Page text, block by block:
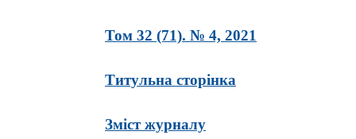
Том 32 (71). № 4, 2021
Титульна сторінка
Зміст журналу